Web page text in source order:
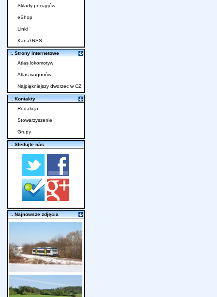
Składy pociągów
eShop
Linki
Kanał RSS
:. Strony internetowe
Atlas lokomotyw
Atlas wagonów
Najpiękniejszy dworzec w CZ
:. Kontakty
Redakcja
Stowarzyszenie
Grupy
:. Sledujte nás
:. Najnowsze zdjęcia